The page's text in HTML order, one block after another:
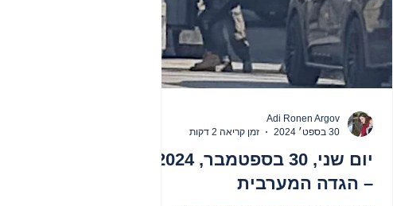
יום שני, 30 בספטמבר, 2024
– הגדה המערבית
Adi Ronen Argov
30 בספט׳ 2024
זמן קריאה 2 דקות